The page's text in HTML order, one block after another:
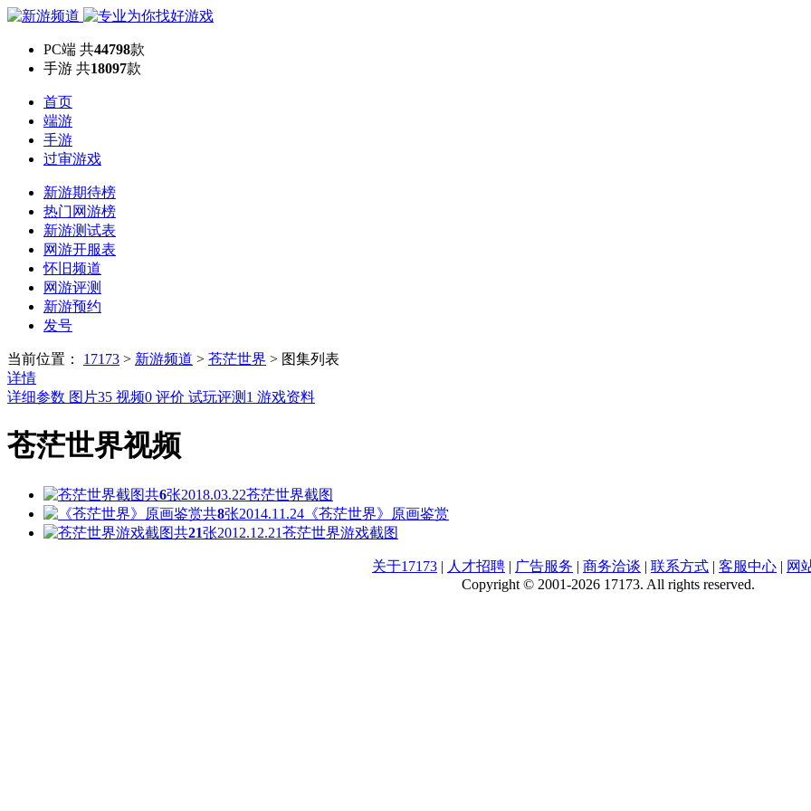
PC端 共44798款
手游 共18097款
首页
端游
手游
过审游戏
新游期待榜
热门网游榜
新游测试表
网游开服表
怀旧频道
网游评测
新游预约
发号
当前位置： 17173 > 新游频道 > 苍茫世界 > 图集列表
详情
详细参数 图片35 视频0 评价 试玩评测 1 游戏资料
苍茫世界视频
共6张2018.03.22苍茫世界截图
共8张2014.11.24 《苍茫世界》原画鉴赏
共21张2012.12.21苍茫世界游戏截图
关于17173 | 人才招聘 | 广告服务 | 商务洽谈 | 联系方式 | 客服中心 | 网
Copyright © 2001-2026 17173. All rights reserved.